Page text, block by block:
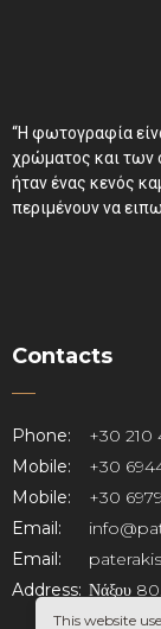
“Η φωτογραφία
χρώματος και των
ήταν ένας κενός
περιμένουν να
Contacts
Phone:
+30 210
Mobile:
+30
Mobile:
+30
Email:
Email:
Address: Νάξου 80,
This website